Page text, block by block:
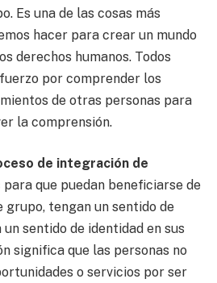
Es una de las cosas más
hacer para crear un mundo
derechos humanos. Todos
por comprender los
de otras personas para
la comprensión.
de integración de
para que puedan beneficiarse de
grupo, tengan un sentido de
sentido de identidad en sus
significa que las personas no
o servicios por ser